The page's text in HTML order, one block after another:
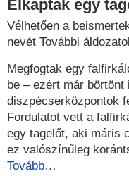
Elkaptak egy
Vélhetően a
nevét További
Megfogtak egy
be – ezért már
diszpécserközpontok
Fordulatot vett a
egy tagelőt, aki máris
ez valószínűleg
Tovább…